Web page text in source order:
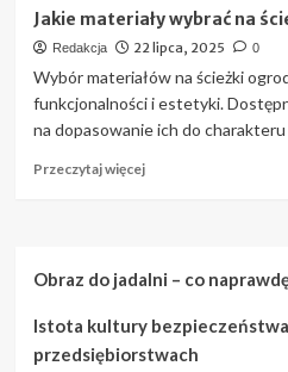
Jakie materiały wybrać na
Redakcja 22 lipca, 2025 0
Wybór materiałów na ścieżki
funkcjonalności i estetyki.
na dopasowanie ich do
Przeczytaj więcejPrzeczytaj
wybrać
ścieżki
ogrodowe
Obraz do jadalni – co
Istota kultury
przedsiębiorstwach